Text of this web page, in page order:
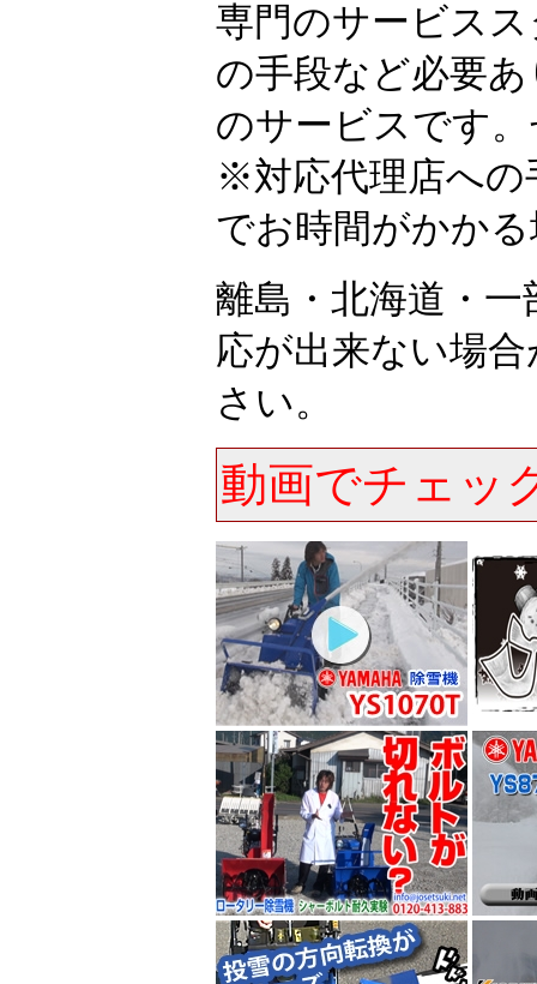
専門のサービス
の手段など必要
のサービスです
※対応代理店への
でお時間がかか
離島・北海道・
応が出来ない場
さい。
動画でチェッ